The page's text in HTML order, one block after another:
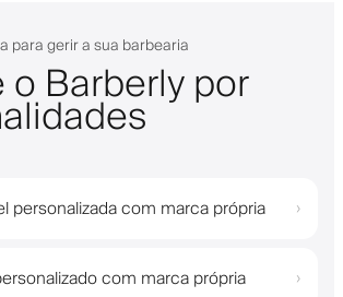
para gerir a sua barbearia
o Barberly por
personalizada com marca própria ›
com marca própria ›